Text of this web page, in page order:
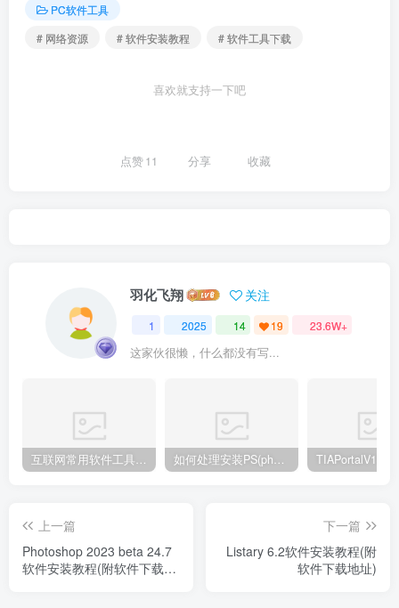
PC软件工具
# 网络资源
# 软件安装教程 # 软件工具下载
喜欢就支持一下吧
点赞11 分享 收藏
羽化飞翔 关注
1 2025 14 19 23.6W+
这家伙很懒，什么都没有写...
互联网常用软件工具资源汇总贴 如何处理安装PS(photoshop cc2018) 时，提示系统或者IE浏览器需要升级
上一篇
Photoshop 2023 beta 24.7
软件安装教程(附软件下载地
下一篇
Listary 6.2软件安装教程(附
软件下载地址)